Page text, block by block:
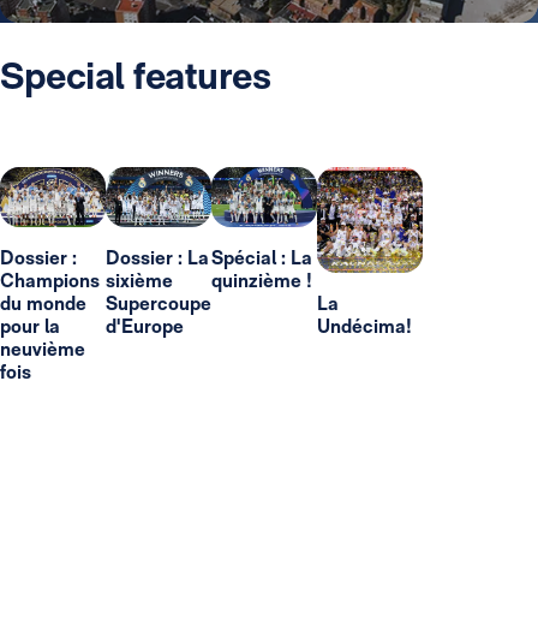
Special features
Dossier :
Champions
du monde
pour la
neuvième
fois
Dossier : La
sixième
Supercoupe
d'Europe
Spécial : La
quinzième !
La
Undécima!